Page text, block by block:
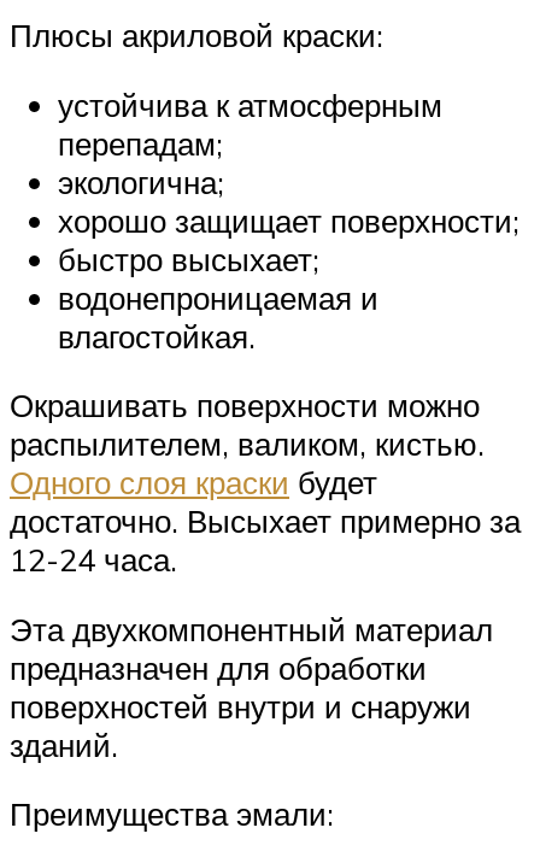
Плюсы акриловой краски:
устойчива к атмосферным
перепадам;
экологична;
хорошо защищает поверхности;
быстро высыхает;
водонепроницаемая и
влагостойкая.
Окрашивать поверхности можно
распылителем, валиком, кистью.
Одного слоя краски будет
достаточно. Высыхает примерно за
12-24 часа.
Эта двухкомпонентный материал
предназначен для обработки
поверхностей внутри и снаружи
зданий.
Преимущества эмали: